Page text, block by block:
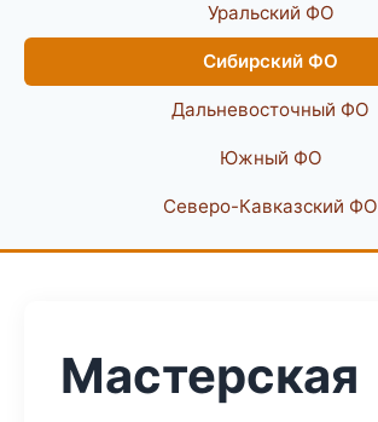
Уральский ФО
Сибирский ФО
Дальневосточный ФО
Южный ФО
Северо-Кавказский ФО
Мастерская